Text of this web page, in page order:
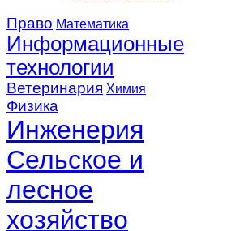
Право Математика
Информационные
технологии
Ветеринария Химия
Физика
Инженерия
Сельское и
лесное
хозяйство